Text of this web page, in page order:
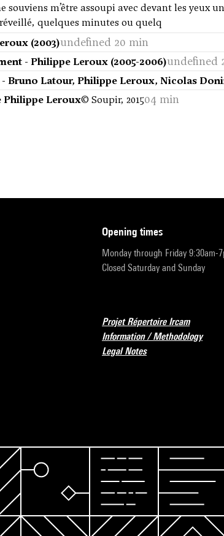
souviens m’être assoupi avec devant les yeux
quelques minutes ou quelq
(2003)undefined 20 min
- Philippe Leroux (2005-2006)undefined
Bruno Latour, Philippe Leroux, Nicolas
Philippe Leroux© Soupir, 201504 min
opening times
Monday through Friday 9:30am-
Closed Saturday and Sunday
Projet Répertoire Ircam
Information / Methodology
Legal Notes